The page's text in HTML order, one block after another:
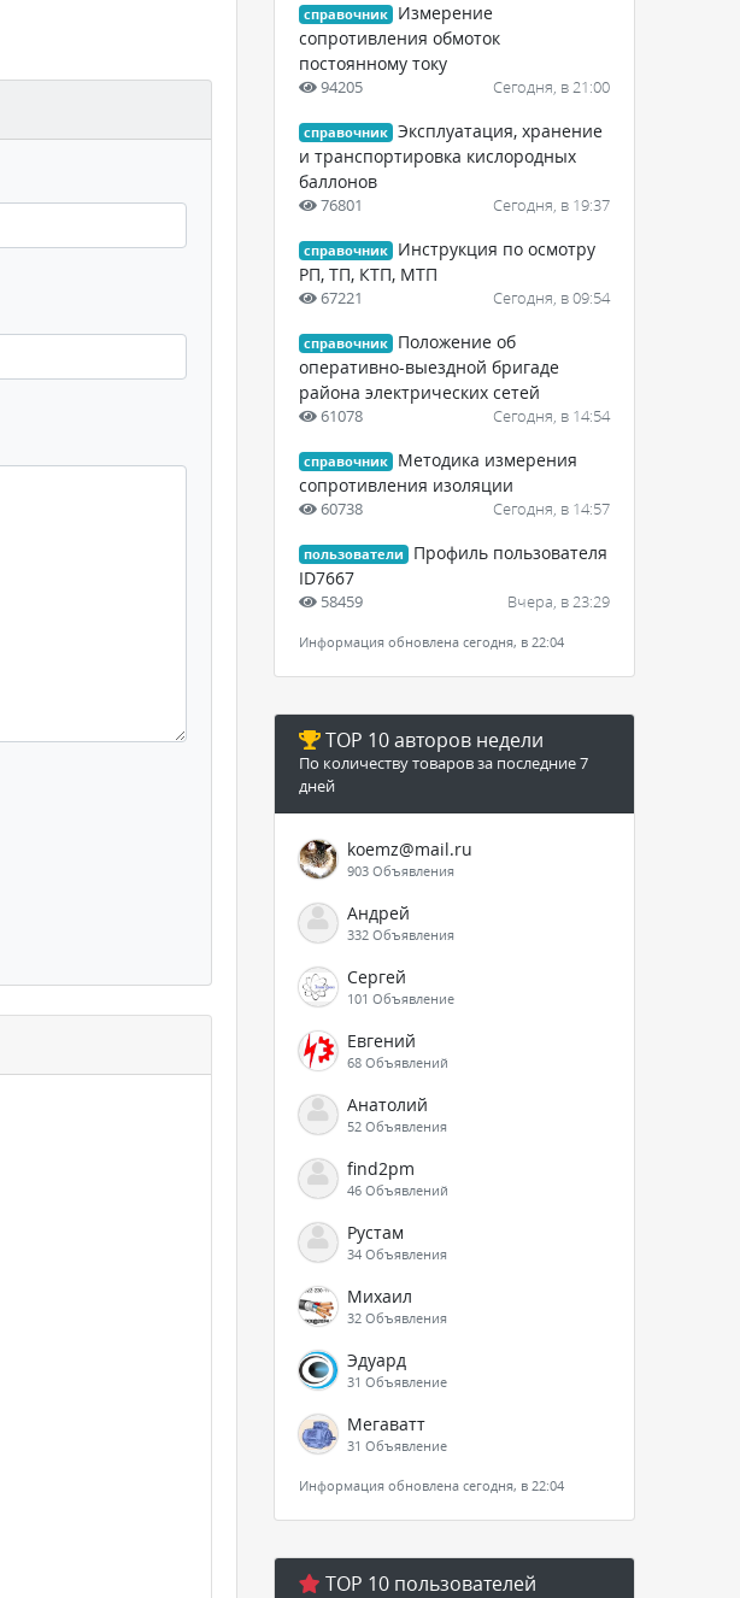
справочник
Измерение
сопротивления обмоток
постоянному току
94205 Сегодня, в 21:00
справочник Эксплуатация, хранение
и транспортировка кислородных
баллонов
76801 Сегодня, в 19:37
справочник
Инструкция по осмотру
РП, ТП, КТП, МТП
67221 Сегодня, в 09:54
справочник
Положение об
оперативно-выездной бригаде
района электрических сетей
61078 Сегодня, в 14:54
справочник
Методика измерения
сопротивления изоляции
60738 Сегодня, в 14:57
пользователи
Профиль пользователя
ID7667
58459 Вчера, в 23:29
Информация обновлена сегодня, в 22:04
TOP 10 авторов недели
По количеству товаров за последние 7
дней
koemz@mail.ru
903 Объявления
Андрей
332 Объявления
Сергей
101 Объявление
Евгений
68 Объявлений
Анатолий
52 Объявления
find2pm
46 Объявлений
Рустам
34 Объявления
Михаил
32 Объявления
Эдуард
31 Объявление
Мегаватт
31 Объявление
Информация обновлена сегодня, в 22:04
TOP 10 пользователей